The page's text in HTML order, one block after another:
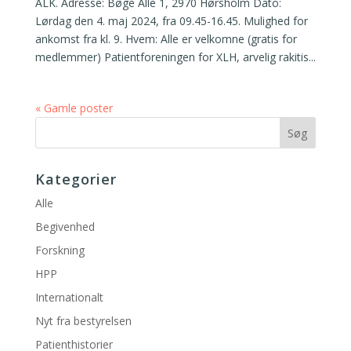
Lørdag den 4. maj 2024, fra 09.45-16.45. Mulighed for
ankomst fra kl. 9. Hvem: Alle er velkomne (gratis for
medlemmer) Patientforeningen for XLH, arvelig rakitis...
« Gamle poster
Kategorier
Alle
Begivenhed
Forskning
HPP
Internationalt
Nyt fra bestyrelsen
Patienthistorier